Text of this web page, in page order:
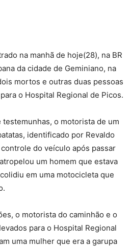
na manhã de hoje(28), na BR
da cidade de Geminiano, na
mortos e outras duas pessoas
o Hospital Regional de Picos.
o motorista de um
identificado por Revaldo
do veículo após passar
um homem que estava
em uma motocicleta que
o motorista do caminhão e o
para o Hospital Regional
uma mulher que era a garupa